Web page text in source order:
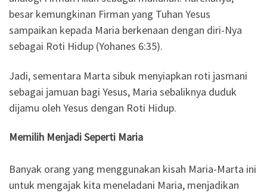
besar kemungkinan Firman yang Tuhan Yesus
sampaikan kepada Maria berkenaan dengan diri-Nya
sebagai Roti Hidup (Yohanes 6:35).
Jadi, sementara Marta sibuk menyiapkan roti jasmani
sebagai jamuan bagi Yesus, Maria sebaliknya duduk
dijamu oleh Yesus dengan Roti Hidup.
Memilih Menjadi Seperti Maria
Banyak orang yang menggunakan kisah Maria-Marta ini
untuk mengajak kita meneladani Maria, menjadikan